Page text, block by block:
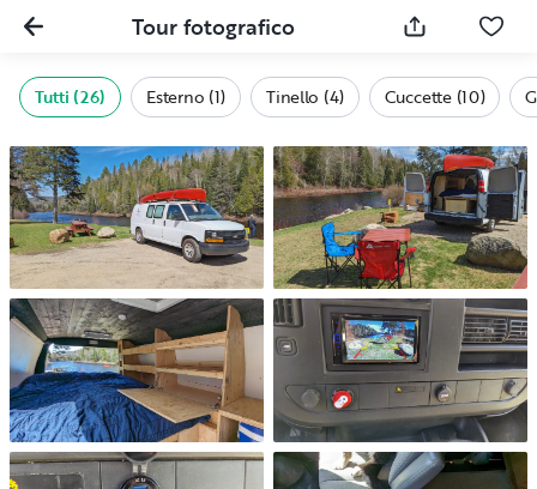
Tour fotografico
Tutti (26) Esterno (1) Tinello (4) Cuccette (10)